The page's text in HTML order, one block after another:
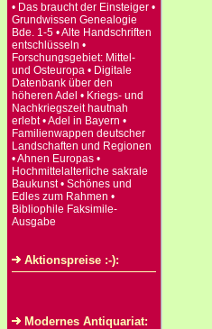
• Das braucht der Einsteiger •
Grundwissen Genealogie
Bde. 1-5 • Alte Handschriften
entschlüsseln •
Forschungsgebiet: Mittel-
und Osteuropa • Digitale
Datenbank über den
höheren Adel • Kriegs- und
Nachkriegszeit hautnah
erlebt • Adel in Bayern •
Familienwappen deutscher
Landschaften und Regionen
• Ahnen Europas •
Hochmittelalterliche sakrale
Baukunst • Schönes und
Edles zum Rahmen •
Bibliophile Faksimile-
Ausgabe
Aktionspreise :-):
Modernes Antiquariat: